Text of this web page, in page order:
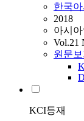
한국
2018
아시
Vol.21
원문보
KCI등재